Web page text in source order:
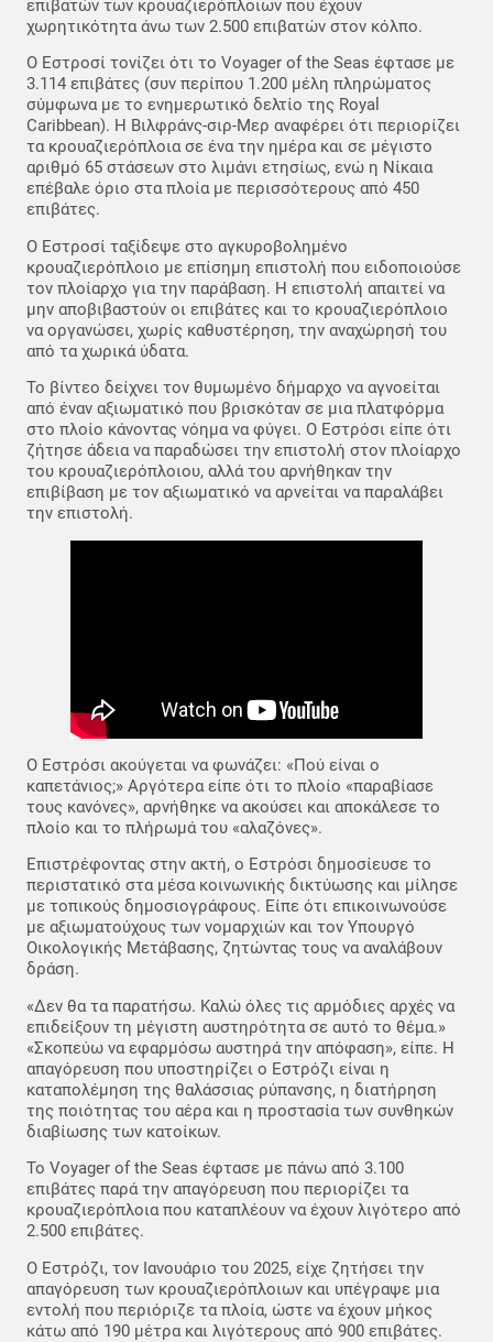
επιβατών των κρουαζιερόπλοιων που έχουν
χωρητικότητα άνω των 2.500 επιβατών στον κόλπο.
Ο Εστροσί τονίζει ότι το Voyager of the Seas έφτασε με
3.114 επιβάτες (συν περίπου 1.200 μέλη πληρώματος
σύμφωνα με το ενημερωτικό δελτίο της Royal
Caribbean). Η Βιλφράνς-σιρ-Μερ αναφέρει ότι περιορίζει
τα κρουαζιερόπλοια σε ένα την ημέρα και σε μέγιστο
αριθμό 65 στάσεων στο λιμάνι ετησίως, ενώ η Νίκαια
επέβαλε όριο στα πλοία με περισσότερους από 450
επιβάτες.
Ο Εστροσί ταξίδεψε στο αγκυροβολημένο
κρουαζιερόπλοιο με επίσημη επιστολή που ειδοποιούσε
τον πλοίαρχο για την παράβαση. Η επιστολή απαιτεί να
μην αποβιβαστούν οι επιβάτες και το κρουαζιερόπλοιο
να οργανώσει, χωρίς καθυστέρηση, την αναχώρησή του
από τα χωρικά ύδατα.
Το βίντεο δείχνει τον θυμωμένο δήμαρχο να αγνοείται
από έναν αξιωματικό που βρισκόταν σε μια πλατφόρμα
στο πλοίο κάνοντας νόημα να φύγει. Ο Εστρόσι είπε ότι
ζήτησε άδεια να παραδώσει την επιστολή στον πλοίαρχο
του κρουαζιερόπλοιου, αλλά του αρνήθηκαν την
επιβίβαση με τον αξιωματικό να αρνείται να παραλάβει
την επιστολή.
Ο Εστρόσι ακούγεται να φωνάζει: «Πού είναι ο
καπετάνιος;» Αργότερα είπε ότι το πλοίο «παραβίασε
τους κανόνες», αρνήθηκε να ακούσει και αποκάλεσε το
πλοίο και το πλήρωμά του «αλαζόνες».
Επιστρέφοντας στην ακτή, ο Εστρόσι δημοσίευσε το
περιστατικό στα μέσα κοινωνικής δικτύωσης και μίλησε
με τοπικούς δημοσιογράφους. Είπε ότι επικοινωνούσε
με αξιωματούχους των νομαρχιών και τον Υπουργό
Οικολογικής Μετάβασης, ζητώντας τους να αναλάβουν
δράση.
«Δεν θα τα παρατήσω. Καλώ όλες τις αρμόδιες αρχές να
επιδείξουν τη μέγιστη αυστηρότητα σε αυτό το θέμα.»
«Σκοπεύω να εφαρμόσω αυστηρά την απόφαση», είπε. Η
απαγόρευση που υποστηρίζει ο Εστρόζι είναι η
καταπολέμηση της θαλάσσιας ρύπανσης, η διατήρηση
της ποιότητας του αέρα και η προστασία των συνθηκών
διαβίωσης των κατοίκων.
Το Voyager of the Seas έφτασε με πάνω από 3.100
επιβάτες παρά την απαγόρευση που περιορίζει τα
κρουαζιερόπλοια που καταπλέουν να έχουν λιγότερο από
2.500 επιβάτες.
Ο Εστρόζι, τον Ιανουάριο του 2025, είχε ζητήσει την
απαγόρευση των κρουαζιερόπλοιων και υπέγραψε μια
εντολή που περιόριζε τα πλοία, ώστε να έχουν μήκος
κάτω από 190 μέτρα και λιγότερους από 900 επιβάτες.